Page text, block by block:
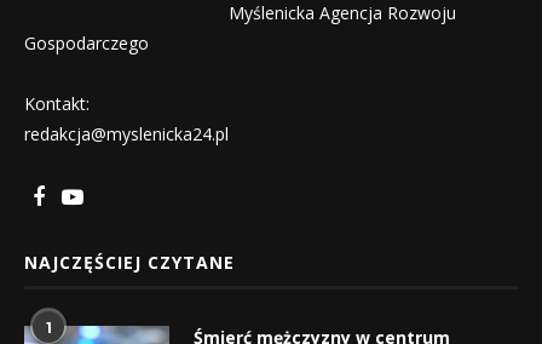
Myślenicka Agencja Rozwoju
Gospodarczego
Kontakt:
redakcja@myslenicka24.pl
NAJCZĘŚCIEJ CZYTANE
1
Śmierć mężczyzny w centrum